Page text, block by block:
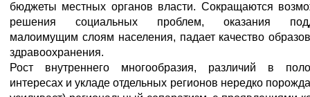
бюджеты местных органов власти. Сокращаются
решения социальных проблем, оказания
малоимущим слоям населения, падает качество
здравоохранения.
Рост внутреннего многообразия, различий в
интересах и укладе отдельных регионов нередко